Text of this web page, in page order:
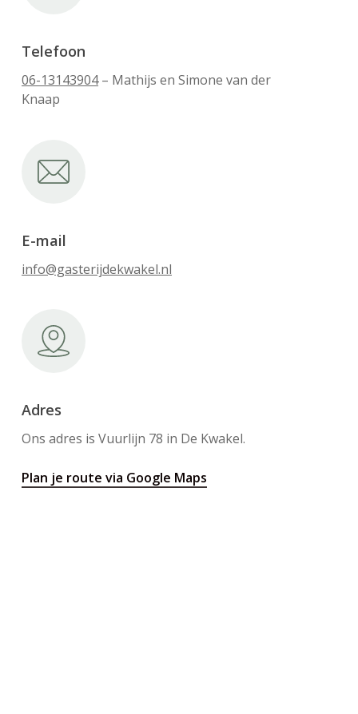
Telefoon
06-13143904– Mathijs en Simone van der
Knaap
E-mail
info@gasterijdekwakel.nl
Adres
Ons adres is Vuurlijn 78 in De Kwakel.
Plan je route via Google Maps